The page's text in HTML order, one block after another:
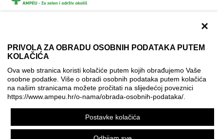
×
PRIVOLA ZA OBRADU OSOBNIH PODATAKA PUTEM
KOLAČIĆA
Ova web stranica koristi kolačiće putem kojih obrađujemo Vaše
osobne podatke. Više o obradi osobnih podataka putem kolačića
na našim stranicama možete pročitati na slijedećoj poveznici
https://www.ampeu.hr/o-nama/obrada-osobnih-podataka/
Postavke kolačića
Izjava o pristupačnosti
Politika korištenja kolačića
Postavke kolačića
Ova mrežna stranica je ostvarena uz financijsku potporu
Europske komisije. Ona izražava isključivo stajalište autora